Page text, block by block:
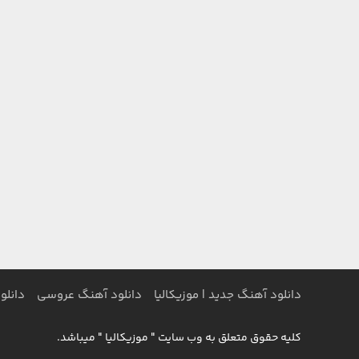
دانلود آهنگ جدید | موزیکالیا دانلود آهنگ عروسی
کلیه حقوق متعلق به وب سایت " موزیکالیا " میباشد.